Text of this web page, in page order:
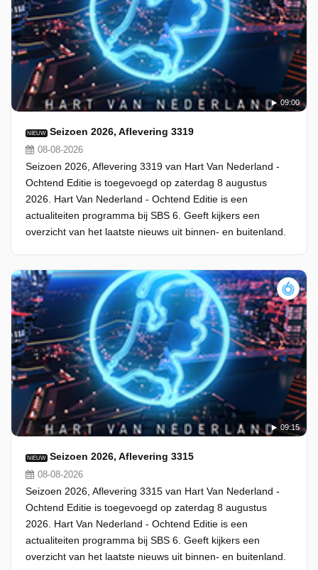
09:00
NIEUW Seizoen 2026, Aflevering 3319
08-08-2026
Seizoen 2026, Aflevering 3319 van Hart Van Nederland -
Ochtend Editie is toegevoegd op zaterdag 8 augustus
2026. Hart Van Nederland - Ochtend Editie is een
actualiteiten programma bij SBS 6. Geeft kijkers een
overzicht van het laatste nieuws uit binnen- en buitenland.
09:15
NIEUW Seizoen 2026, Aflevering 3315
08-08-2026
Seizoen 2026, Aflevering 3315 van Hart Van Nederland -
Ochtend Editie is toegevoegd op zaterdag 8 augustus
2026. Hart Van Nederland - Ochtend Editie is een
actualiteiten programma bij SBS 6. Geeft kijkers een
overzicht van het laatste nieuws uit binnen- en buitenland.